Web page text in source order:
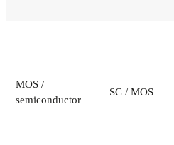
MOS /
semiconductor
SC / MOS